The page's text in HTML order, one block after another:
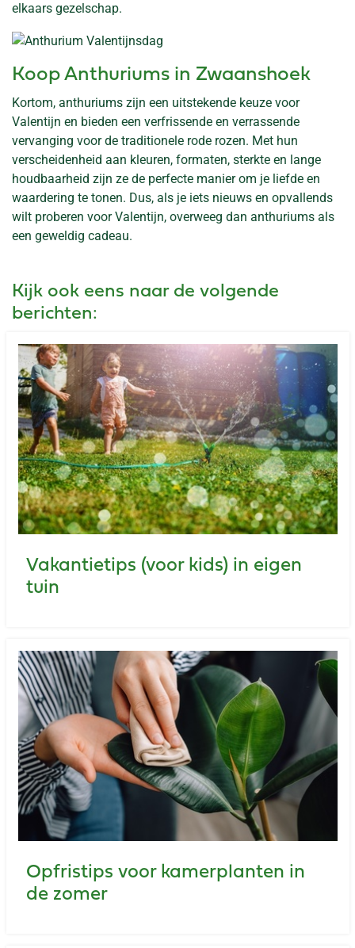
elkaars gezelschap.
Koop Anthuriums in Zwaanshoek
Kortom, anthuriums zijn een uitstekende keuze voor
Valentijn en bieden een verfrissende en verrassende
vervanging voor de traditionele rode rozen. Met hun
verscheidenheid aan kleuren, formaten, sterkte en lange
houdbaarheid zijn ze de perfecte manier om je liefde en
waardering te tonen. Dus, als je iets nieuws en opvallends
wilt proberen voor Valentijn, overweeg dan anthuriums als
een geweldig cadeau.
Kijk ook eens naar de volgende
berichten:
Vakantietips (voor kids) in eigen
tuin
Opfristips voor kamerplanten in
de zomer